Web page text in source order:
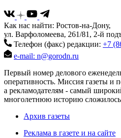
Как нас найти: Ростов-на-Дону,
ул. Варфоломеева, 261/81, 2-й
Телефон (факс) редакции: +7
e-mail: n@gorodn.ru
Первый номер делового
оперативность. Миссия газеты и
а рекламодателям - самый
многолетнюю историю сложилось
Архив газеты
Реклама в газете и на сайте